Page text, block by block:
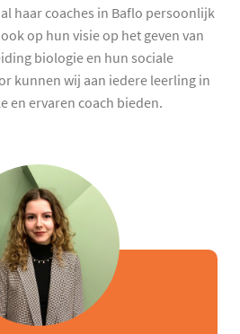
haar coaches in Baflo persoonlijk
op hun visie op het geven van
biologie en hun sociale
kunnen wij aan iedere leerling in
en ervaren coach bieden.